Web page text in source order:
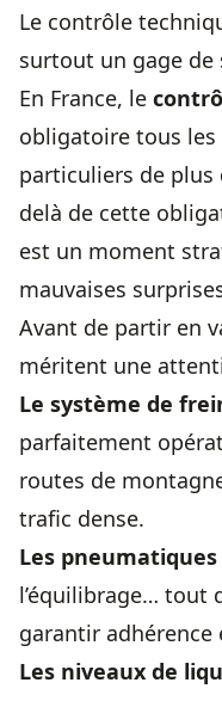
Le contrôle
surtout un gage de
En France, le
obligatoire tous les
particuliers de plus
delà de cette
est un moment
mauvaises
Avant de partir en
méritent une
Le système de
parfaitement
routes de
trafic dense.
Les pneumatiques
l’équilibrage… tout
garantir adhérence
Les niveaux de